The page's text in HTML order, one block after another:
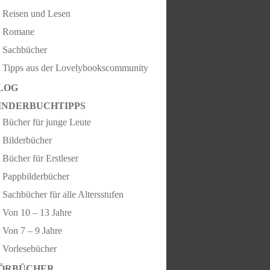
Reisen und Lesen
Romane
Sachbücher
Tipps aus der Lovelybookscommunity
Bücher für junge Leute
Bilderbücher
Bücher für Erstleser
Pappbilderbücher
Sachbücher für alle Altersstufen
Von 10 – 13 Jahre
Von 7 – 9 Jahre
Vorlesebücher